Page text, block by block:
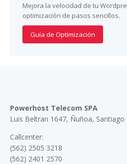
Mejora la velocidad de tu
optimización de pasos sencillos.
Guía de Optimización
Powerhost Telecom SPA
Luis Beltran 1647, Ñuñoa, Santiago
Callcenter:
(562) 2505 3218
(562) 2401 2570